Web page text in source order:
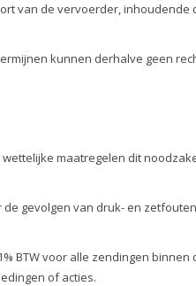
van de vervoerder, inhoudende
kunnen derhalve geen
maatregelen dit
gevolgen van druk- en
BTW voor alle zendingen binnen
of acties.